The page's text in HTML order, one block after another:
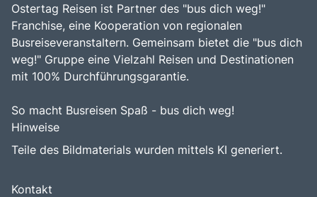
Ostertag Reisen ist Partner des "bus dich weg!"
Franchise, eine Kooperation von regionalen
Busreiseveranstaltern. Gemeinsam bietet die "bus dich
weg!" Gruppe eine Vielzahl Reisen und Destinationen
mit 100% Durchführungsgarantie.
So macht Busreisen Spaß - bus dich weg!
Hinweise
Teile des Bildmaterials wurden mittels KI generiert.
Kontakt